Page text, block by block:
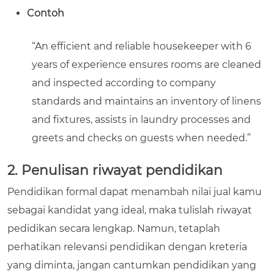
Contoh
“An efficient and reliable housekeeper with 6
years of experience ensures rooms are cleaned
and inspected according to company
standards and maintains an inventory of linens
and fixtures, assists in laundry processes and
greets and checks on guests when needed.”
2. Penulisan riwayat pendidikan
Pendidikan formal dapat menambah nilai jual kamu
sebagai kandidat yang ideal, maka tulislah riwayat
pedidikan secara lengkap. Namun, tetaplah
perhatikan relevansi pendidikan dengan kreteria
yang diminta, jangan cantumkan pendidikan yang